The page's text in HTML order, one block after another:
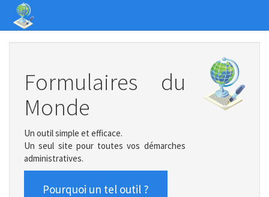
Formulaires du
Monde
Un outil simple et efficace.
Un seul site pour toutes vos démarches
administratives.
Pourquoi un tel outil ?